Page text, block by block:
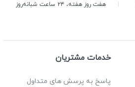
هفت روز هفته، ۲۴ ساعت شبانه‌روز
خدمات مشتریان
پاسخ به پرسش های متداول